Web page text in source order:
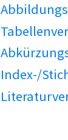
Index-/